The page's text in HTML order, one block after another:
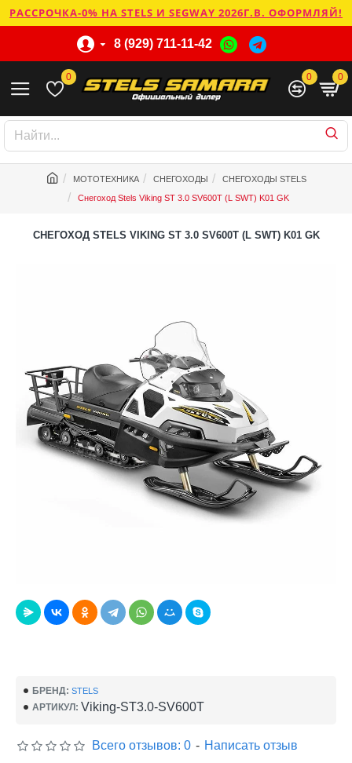
РАССРОЧКА-0% НА STELS И SEGWAY 2026Г.В. ОФОРМЛЯЙ!
8 (929) 711-11-42
0 0 0
МОТОТЕХНИКА СНЕГОХОДЫ
СНЕГОХОДЫ STELS
Снегоход Stels Viking ST 3.0 SV600T (L SWT) K01 GK
СНЕГОХОД STELS VIKING ST 3.0 SV600T (L SWT) K01 GK
БРЕНД: STELS
АРТИКУЛ: Viking-ST3.0-SV600T
Всего отзывов: 0 - Написать отзыв